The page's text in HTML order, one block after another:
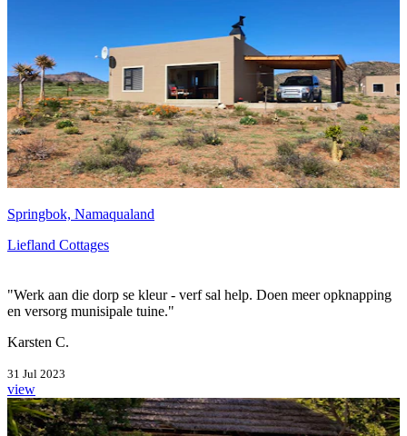
Springbok, Namaqualand
Liefland Cottages
"Werk aan die dorp se kleur - verf sal help. Doen meer opknapping
en versorg munisipale tuine."
Karsten C.
31 Jul 2023
view